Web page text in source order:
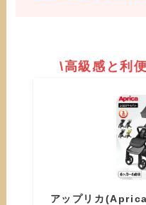
\高級感と利
アップリカ